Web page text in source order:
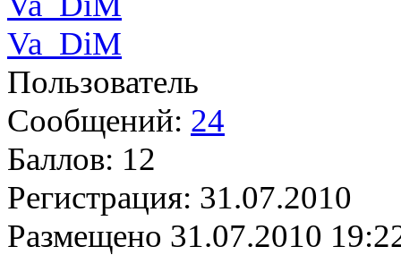
Va_DiM
Пользователь
Сообщений: 24
Баллов: 12
Регистрация: 31.07.2010
Размещено 31.07.2010